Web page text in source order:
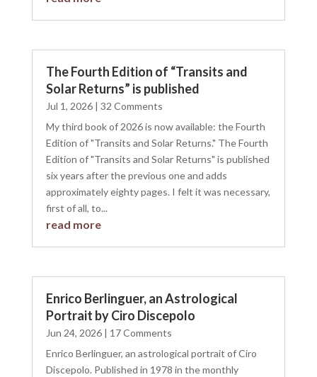
The Fourth Edition of “Transits and
Solar Returns” is published
Jul 1, 2026| 32 Comments
My third book of 2026 is now available: the Fourth
Edition of "Transits and Solar Returns." The Fourth
Edition of "Transits and Solar Returns" is published
six years after the previous one and adds
approximately eighty pages. I felt it was necessary,
first of all, to...
read more
Enrico Berlinguer, an Astrological
Portrait by Ciro Discepolo
Jun 24, 2026| 17 Comments
Enrico Berlinguer, an astrological portrait of Ciro
Discepolo. Published in 1978 in the monthly